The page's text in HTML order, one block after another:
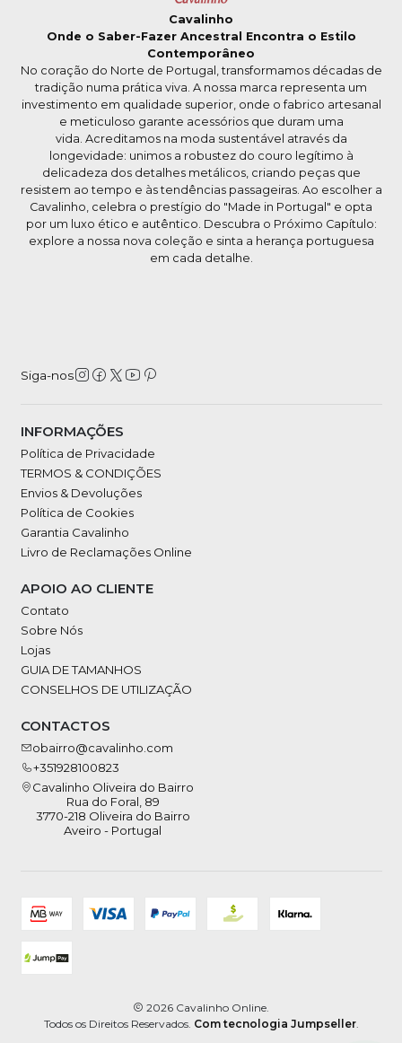
Cavalinho
Onde o Saber-Fazer Ancestral Encontra o Estilo
Contemporâneo
No coração do Norte de Portugal, transformamos décadas de
tradição numa prática viva. A nossa marca representa um
investimento em qualidade superior, onde o fabrico artesanal
e meticuloso garante acessórios que duram uma
vida. Acreditamos na moda sustentável através da
longevidade: unimos a robustez do couro legítimo à
delicadeza dos detalhes metálicos, criando peças que
resistem ao tempo e às tendências passageiras. Ao escolher a
Cavalinho, celebra o prestígio do "Made in Portugal" e opta
por um luxo ético e autêntico. Descubra o Próximo Capítulo:
explore a nossa nova coleção e sinta a herança portuguesa
em cada detalhe.
Siga-nos
INFORMAÇÕES
Política de Privacidade
TERMOS & CONDIÇÕES
Envios & Devoluções
Política de Cookies
Garantia Cavalinho
Livro de Reclamações Online
APOIO AO CLIENTE
Contato
Sobre Nós
Lojas
GUIA DE TAMANHOS
CONSELHOS DE UTILIZAÇÃO
CONTACTOS
obairro@cavalinho.com
+351928100823
Cavalinho Oliveira do Bairro
Rua do Foral, 89
3770-218 Oliveira do Bairro
Aveiro - Portugal
2026 Cavalinho Online.
Todos os Direitos Reservados. Com tecnologia Jumpseller.